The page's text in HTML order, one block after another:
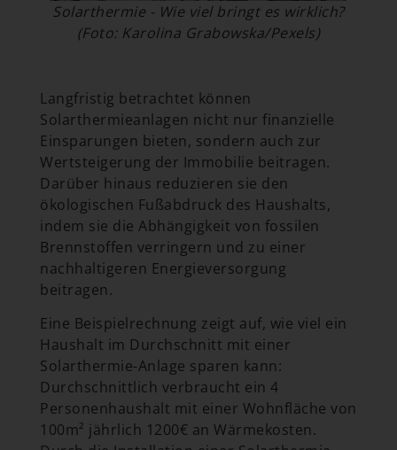
Solarthermie - Wie viel bringt es wirklich?
(Foto: Karolina Grabowska/Pexels)
Langfristig betrachtet können
Solarthermieanlagen nicht nur finanzielle
Einsparungen bieten, sondern auch zur
Wertsteigerung der Immobilie beitragen.
Darüber hinaus reduzieren sie den
ökologischen Fußabdruck des Haushalts,
indem sie die Abhängigkeit von fossilen
Brennstoffen verringern und zu einer
nachhaltigeren Energieversorgung
beitragen.
Eine Beispielrechnung zeigt auf, wie viel ein
Haushalt im Durchschnitt mit einer
Solarthermie-Anlage sparen kann:
Durchschnittlich verbraucht ein 4
Personenhaushalt mit einer Wohnfläche von
100m² jährlich 1200€ an Wärmekosten.